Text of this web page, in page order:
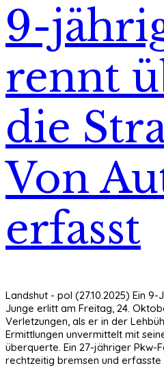
9-
rennt
die
Von
erfasst
Landshut - pol (27.10.2025) Ein
Junge erlitt am Freitag, 24.
Verletzungen, als er in der
Ermittlungen unvermittelt mit
überquerte. Ein 27-jähriger Pkw-
rechtzeitig bremsen und